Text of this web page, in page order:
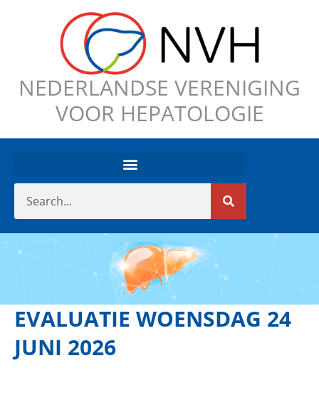
NEDERLANDSE VERENIGING
VOOR HEPATOLOGIE
EVALUATIE WOENSDAG 24
JUNI 2026